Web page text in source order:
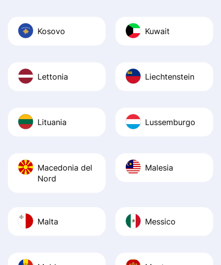
Kosovo Kuwait
Lettonia Liechtenstein
Lituania Lussemburgo
Macedonia del
Nord
Malesia
Malta Messico